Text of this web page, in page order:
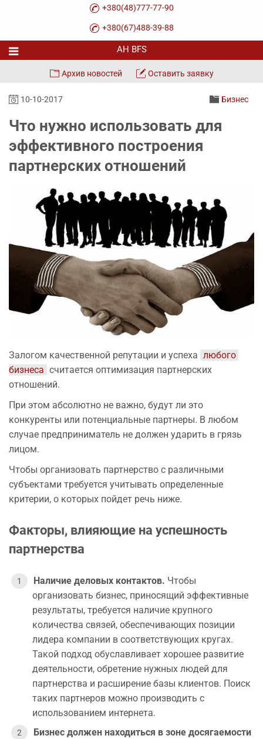
+380(48)777-77-90
+380(67)488-39-88
Архив новостей Оставить заявку
10-10-2017 Бизнес
Что нужно использовать для
эффективного построения
партнерских отношений
Залогом качественной репутации и успеха любого
бизнеса считается оптимизация партнерских
отношений.
При этом абсолютно не важно, будут ли это
конкуренты или потенциальные партнеры. В любом
случае предприниматель не должен ударить в грязь
лицом.
Чтобы организовать партнерство с различными
субъектами требуется учитывать определенные
критерии, о которых пойдет речь ниже.
Факторы, влияющие на успешность
партнерства
Наличие деловых контактов. Чтобы
организовать бизнес, приносящий эффективные
результаты, требуется наличие крупного
количества связей, обеспечивающих позиции
лидера компании в соответствующих кругах.
Такой подход обуславливает хорошее развитие
деятельности, обретение нужных людей для
партнерства и расширение базы клиентов. Поиск
таких партнеров можно производить с
использованием интернета.
Бизнес должен находиться в зоне досягаемости